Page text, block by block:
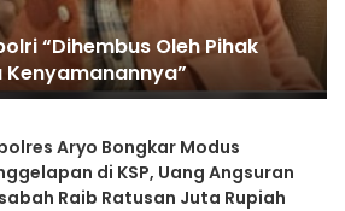
Kolaborasi Hadapi
Aryo Bongkar Modus
di KSP, Uang Angsuran
Raib Ratusan Juta Rupiah